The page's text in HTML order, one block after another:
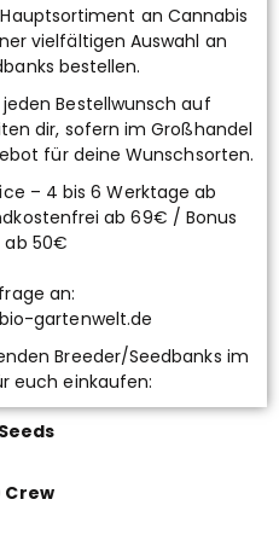
an Cannabis
vielfältigen Auswahl an
bestellen.
Bestellwunsch auf
dir, sofern im Großhandel
für deine Wunschsorten.
– 4 bis 6 Werktage ab
ab 69€ / Bonus
ab 50€
an:
gartenwelt.de
Breeder/Seedbanks im
euch einkaufen:
Crew